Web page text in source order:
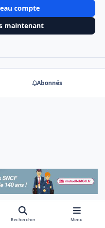
compte
maintenant
Abonnés
Rechercher Menu